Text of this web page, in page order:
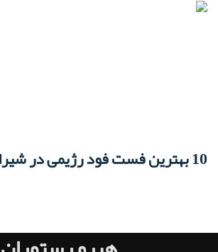
10 بهترین فست فود رژیمی در شیراز